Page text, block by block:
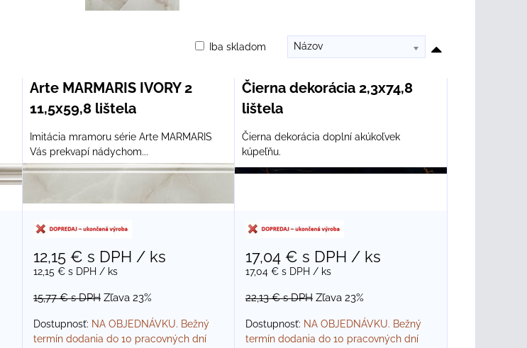
Názov
Iba skladom
Arte MARMARIS IVORY 2
11,5x59,8 lištela
Imitácia mramoru série Arte MARMARIS
Vás prekvapí nádychom...
12,15 € s DPH / ks
12,15 € s DPH / ks
15,77 €s DPH Zľava 23%
Dostupnosť: NA OBJEDNÁVKU. Bežný
termín dodania do 10 pracovných dní
Čierna dekorácia 2,3x74,8
lištela
Čierna dekorácia doplní akúkoľvek
kúpeľňu.
17,04 € s DPH / ks
17,04 €s DPH / ks
22,13 €s DPH Zľava 23%
Dostupnosť: NA OBJEDNÁVKU. Bežný
termín dodania do 10 pracovných dní